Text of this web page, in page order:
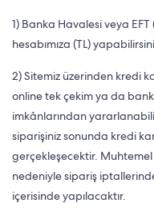
1) Banka Havalesi veya
hesabımıza (TL)
2) Sitemiz üzerinden kredi
online tek çekim ya da
imkânlarından
siparişiniz sonunda kredi
gerçekleşecektir.
nedeniyle sipariş
içerisinde yapılacaktır.